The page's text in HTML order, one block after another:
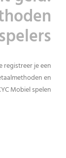
registreer je een
en
Mobiel spelen